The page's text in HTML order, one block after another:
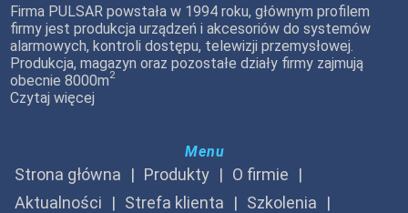
Firma PULSAR powstała w 1994 roku, głównym profilem
firmy jest produkcja urządzeń i akcesoriów do systemów
alarmowych, kontroli dostępu, telewizji przemysłowej.
Produkcja, magazyn oraz pozostałe działy firmy zajmują
obecnie 8000m2
Czytaj więcej
Menu
Strona główna Produkty
O firmie
Aktualności
Strefa klienta
Szkolenia